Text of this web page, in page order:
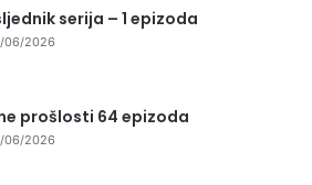
serija – 1 epizoda
06/2026
prošlosti 64 epizoda
06/2026